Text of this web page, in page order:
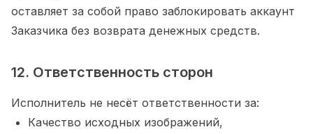
оставляет за собой право заблокировать аккаунт
Заказчика без возврата денежных средств.
12. Ответственность сторон
Исполнитель не несёт ответственности за:
Качество исходных изображений,